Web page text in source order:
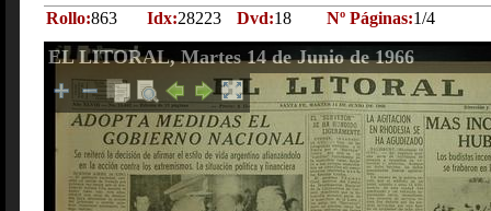
Rollo:863 Idx:28223 Dvd:18 Nº Páginas:1/4
EL LITORAL, Martes 14 de Junio de 1966